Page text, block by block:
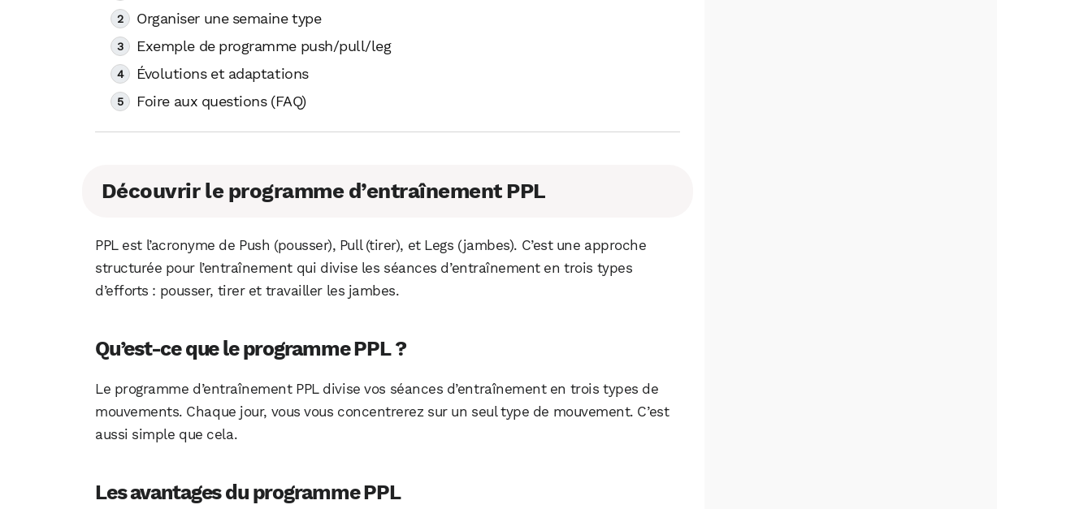
Organiser une semaine type
Exemple de programme push/pull/leg
Évolutions et adaptations
Foire aux questions (FAQ)
Découvrir le programme d’entraînement PPL
PPL est l’acronyme de Push (pousser), Pull (tirer), et Legs (jambes). C’est une approche
structurée pour l’entraînement qui divise les séances d’entraînement en trois types
d’efforts : pousser, tirer et travailler les jambes.
Qu’est-ce que le programme PPL ?
Le programme d’entraînement PPL divise vos séances d’entraînement en trois types de
mouvements. Chaque jour, vous vous concentrerez sur un seul type de mouvement. C’est
aussi simple que cela.
Les avantages du programme PPL